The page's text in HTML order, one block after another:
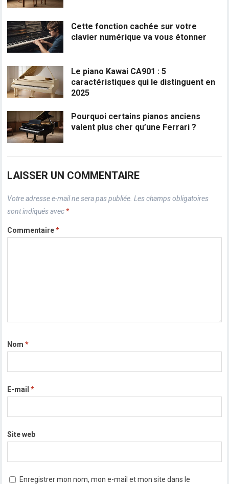
Cette fonction cachée sur votre
clavier numérique va vous étonner
Le piano Kawai CA901 : 5
caractéristiques qui le distinguent en
2025
Pourquoi certains pianos anciens
valent plus cher qu’une Ferrari ?
LAISSER UN COMMENTAIRE
Votre adresse e-mail ne sera pas publiée. Les champs obligatoires
sont indiqués avec *
Commentaire*
Nom*
E-mail*
Site web
Enregistrer mon nom, mon e-mail et mon site dans le